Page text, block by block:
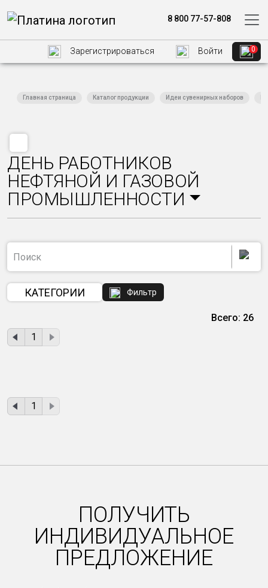
8 800 77-57-808
Зарегистрироваться Войти 0
Главная страница Каталог продукции Идеи сувенирных наборов
ДЕНЬ РАБОТНИКОВ
НЕФТЯНОЙ И ГАЗОВОЙ
ПРОМЫШЛЕННОСТИ
КАТЕГОРИИ Фильтр
Всего: 26
1
1
ПОЛУЧИТЬ
ИНДИВИДУАЛЬНОЕ
ПРЕДЛОЖЕНИЕ